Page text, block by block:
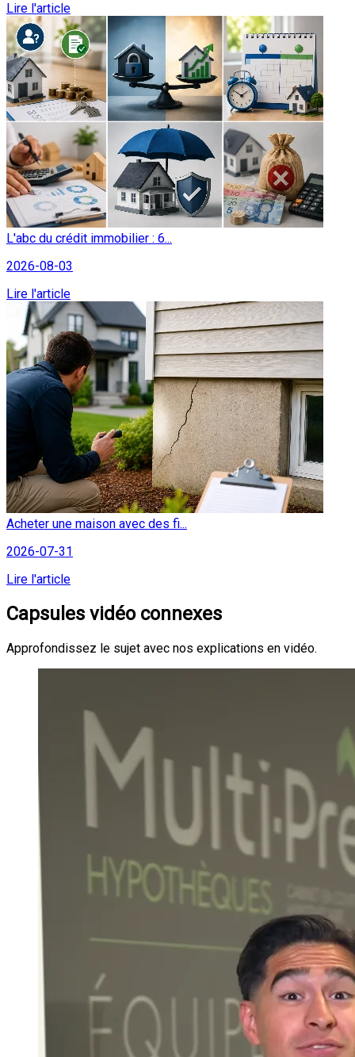
Lire l'article
L'abc du crédit immobilier : 6...
2026-08-03
Lire l'article
Acheter une maison avec des fi...
2026-07-31
Lire l'article
Capsules vidéo connexes
Approfondissez le sujet avec nos explications en vidéo.